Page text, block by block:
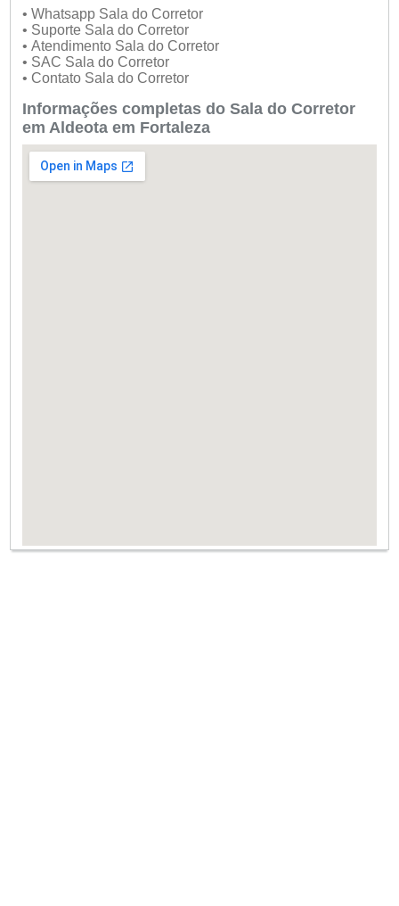
• Whatsapp Sala do Corretor
• Suporte Sala do Corretor
• Atendimento Sala do Corretor
• SAC Sala do Corretor
• Contato Sala do Corretor
Informações completas do Sala do Corretor
em Aldeota em Fortaleza